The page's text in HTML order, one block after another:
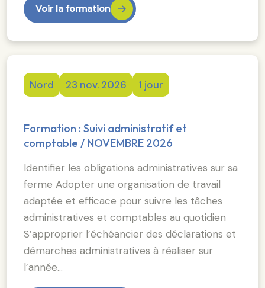
Voir la formation
Nord 23 nov. 2026 1 jour
Formation : Suivi administratif et
comptable / NOVEMBRE 2026
Identifier les obligations administratives sur sa
ferme Adopter une organisation de travail
adaptée et efficace pour suivre les tâches
administratives et comptables au quotidien
S’approprier l’échéancier des déclarations et
démarches administratives à réaliser sur
l’année…